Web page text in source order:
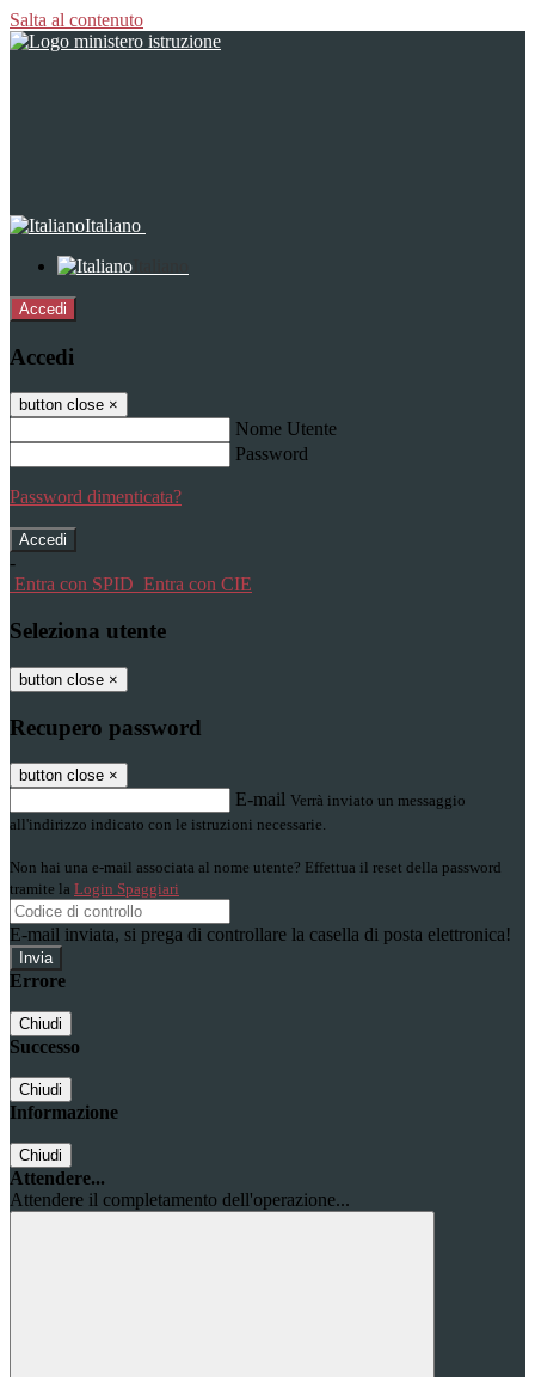
Salta al contenuto
Italiano
Accedi
Accedi
button close ×
Nome Utente
Password
Password dimenticata?
-
Entra con SPID Entra con CIE
Seleziona utente
button close ×
Recupero password
button close ×
E-mail Verrà inviato un messaggio
all'indirizzo indicato con le istruzioni necessarie.
Non hai una e-mail associata al nome utente? Effettua il reset della password
tramite la Login Spaggiari
E-mail inviata, si prega di controllare la casella di posta elettronica!
Errore
Chiudi
Successo
Chiudi
Informazione
Chiudi
Attendere...
Attendere il completamento dell'operazione...